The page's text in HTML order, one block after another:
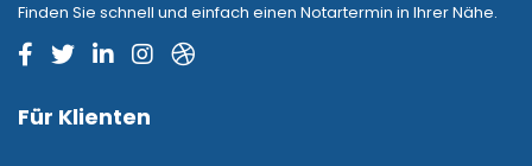
Finden Sie schnell und einfach einen Notartermin in Ihrer Nähe.
Für Klienten